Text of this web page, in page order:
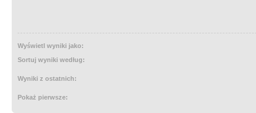
Wyświetl wyniki jako:
Sortuj wyniki według:
Wyniki z ostatnich:
Pokaż pierwsze: